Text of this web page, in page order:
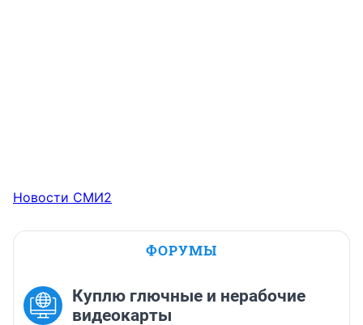
Новости СМИ2
ФОРУМЫ
Куплю глючные и нерабочие
видеокарты